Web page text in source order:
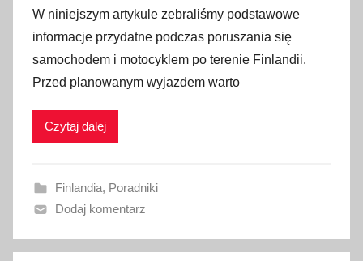
u
b
l
i
w
n
o
8
W niniejszym artykule zebraliśmy podstawowe
informacje przydatne podczas poruszania się
samochodem i motocyklem po terenie Finlandii.
Przed planowanym wyjazdem warto
Czytaj dalej
Finlandia, Poradniki
Dodaj komentarz